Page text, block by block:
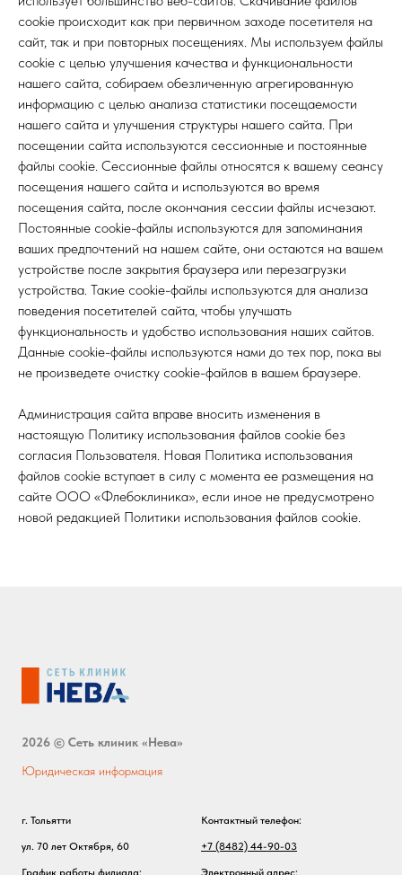
cookie происходит как при первичном заходе посетителя на
сайт, так и при повторных посещениях. Мы используем файлы
cookie с целью улучшения качества и функциональности
нашего сайта, собираем обезличенную агрегированную
информацию с целью анализа статистики посещаемости
нашего сайта и улучшения структуры нашего сайта. При
посещении сайта используются сессионные и постоянные
файлы cookie. Сессионные файлы относятся к вашему сеансу
посещения нашего сайта и используются во время
посещения сайта, после окончания сессии файлы исчезают.
Постоянные cookie-файлы используются для запоминания
ваших предпочтений на нашем сайте, они остаются на вашем
устройстве после закрытия браузера или перезагрузки
устройства. Такие cookie-файлы используются для анализа
поведения посетителей сайта, чтобы улучшать
функциональность и удобство использования наших сайтов.
Данные cookie-файлы используются нами до тех пор, пока вы
не произведете очистку cookie-файлов в вашем браузере.
Администрация сайта вправе вносить изменения в
настоящую Политику использования файлов cookie без
согласия Пользователя. Новая Политика использования
файлов cookie вступает в силу с момента ее размещения на
сайте ООО «Флебоклиника», если иное не предусмотрено
новой редакцией Политики использования файлов cookie.
2026 © Сеть клиник «Нева»
Юридическая информация
г. Тольятти
ул. 70 лет Октября, 60
График работы филиала:
Контактный телефон:
+7 (8482) 44-90-03
Электронный адрес: